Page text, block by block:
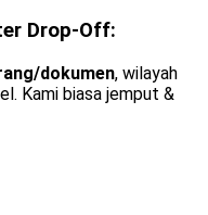
Drop-Off:
dokumen, wilayah
Kami biasa jemput &